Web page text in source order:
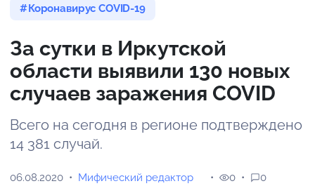
Коронавирус COVID-19
За сутки в Иркутской
области выявили 130 новых
случаев заражения COVID
Всего на сегодня в регионе подтверждено
14 381 случай.
06.08.2020 Мифический редактор 0 0